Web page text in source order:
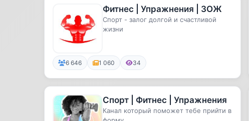
Фитнес | Упражнения | ЗОЖ
Спорт - залог долгой и счастливой
жизни
6 646 1 060 34
Спорт | Фитнес | Упражнения
Канал который поможет тебе прийти в